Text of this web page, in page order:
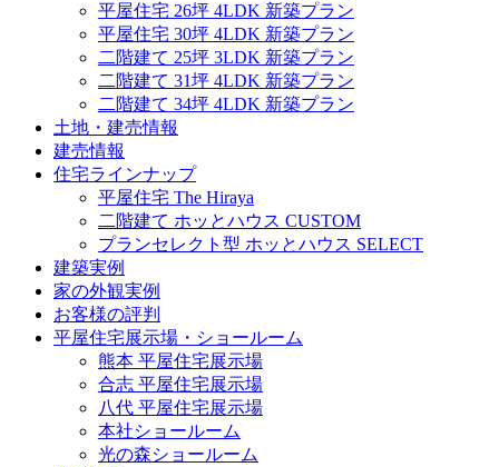
平屋住宅 26坪 4LDK 新築プラン
平屋住宅 30坪 4LDK 新築プラン
二階建て 25坪 3LDK 新築プラン
二階建て 31坪 4LDK 新築プラン
二階建て 34坪 4LDK 新築プラン
土地・建売情報
建売情報
住宅ラインナップ
平屋住宅 The Hiraya
二階建て ホッとハウス CUSTOM
プランセレクト型 ホッとハウス SELECT
建築実例
家の外観実例
お客様の評判
平屋住宅展示場・ショールーム
熊本 平屋住宅展示場
合志 平屋住宅展示場
八代 平屋住宅展示場
本社ショールーム
光の森ショールーム